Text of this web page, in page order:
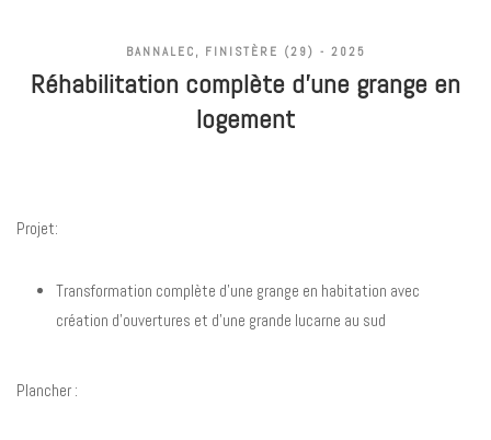
BANNALEC, FINISTÈRE (29) - 2025
Réhabilitation complète d'une grange en
logement
Projet:
Transformation complète d'une grange en habitation avec
création d'ouvertures et d'une grande lucarne au sud
Plancher :